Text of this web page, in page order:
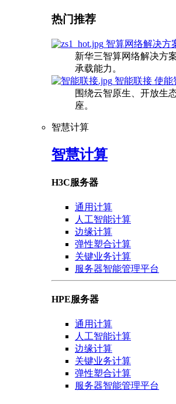
热门推荐
智算网络解决方
新华三智算网络解决方
承载能力。
智能联接 使能
围绕云智原生、开放生
座。
智慧计算
智慧计算
H3C服务器
通用计算
人工智能计算
边缘计算
弹性塑合计算
关键业务计算
服务器智能管理平台
HPE服务器
通用计算
人工智能计算
边缘计算
关键业务计算
弹性塑合计算
服务器智能管理平台